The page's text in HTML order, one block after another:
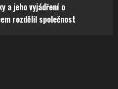
a jeho vyjádření o
rozdělil společnost